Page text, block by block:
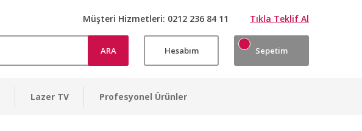
Müşteri Hizmetleri: 0212 236 84 11 Tıkla Teklif Al
ARA Hesabım Sepetim
Lazer TV Profesyonel Ürünler